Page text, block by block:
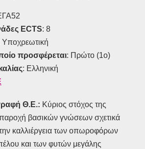
ECTS: 8
Υποχρεωτική
προσφέρεται: Πρώτο (1ο)
: Ελληνική
Θ.Ε.: Κύριος στόχος της
παροχή βασικών γνώσεων σχετικά
στην καλλιέργεια των οπωροφόρων
και των φυτών μεγάλης